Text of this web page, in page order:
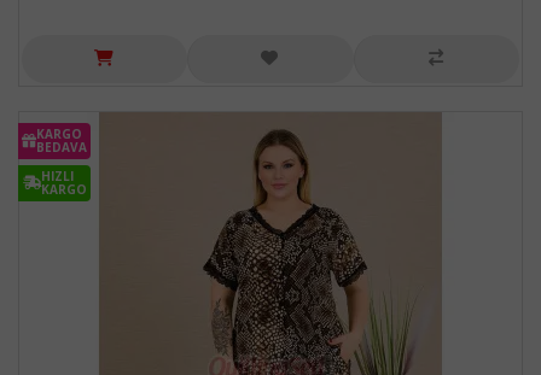
KARGO
BEDAVA
HIZLI
KARGO